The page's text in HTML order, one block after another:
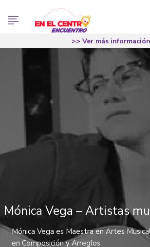
>> Ver más
Mónica Vega – Artistas
Mónica Vega es Maestra en Artes
en Composición y Arreglos